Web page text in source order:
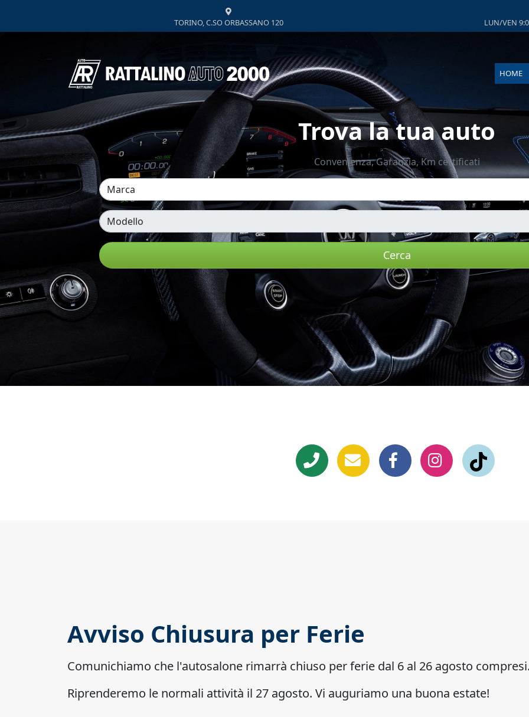
TORINO, C.SO ORBASSANO 120 LUN/VEN
HOME
Trova la tua auto
Convenienza, Garanzia, Km certificati
Cerca
Avviso Chiusura per Ferie
Comunichiamo che l'autosalone rimarrà chiuso per ferie dal 6 al 26 agosto compresi
Riprenderemo le normali attività il 27 agosto. Vi auguriamo una buona estate!